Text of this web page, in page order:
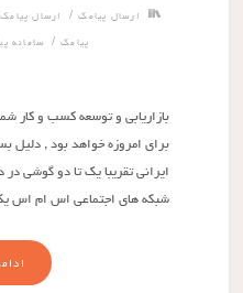
ارسال پیامک/ ارسال پیامک
پیامک / سامانه
بازاریابی و توسعه کسب و کار شما
ایرانی تقریبا یک تا دو گوشی در
شبکه های اجتماعی اس ام اس